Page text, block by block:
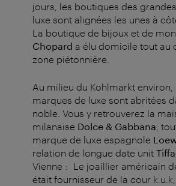
jours, les boutiques des
luxe sont alignées les unes à
La boutique de bijoux et de
Chopard a élu domicile tout au
zone piétonnière.
Au milieu du Kohlmarkt environ,
marques de luxe sont abritées
noble. Vous y retrouverez la
milanaise Dolce & Gabbana ,
marque de luxe espagnole
relation de longue date unit
Vienne : Le joaillier américain
était fournisseur de la cour